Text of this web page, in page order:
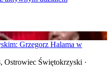
Grzegorz Halama w
Ostrowiec Świętokrzyski ·